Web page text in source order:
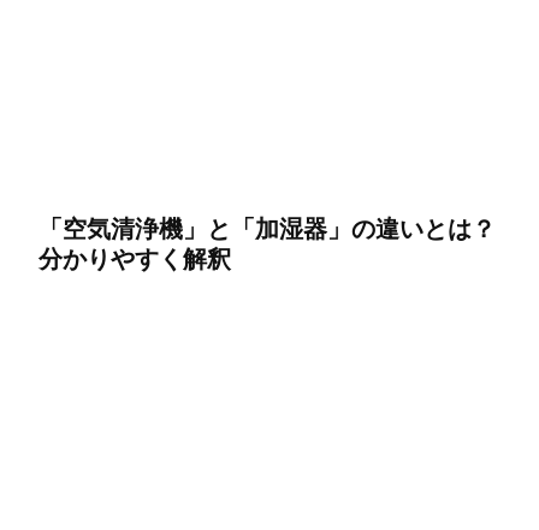
「空気清浄機」と「加湿器」の違いとは？
分かりやすく解釈